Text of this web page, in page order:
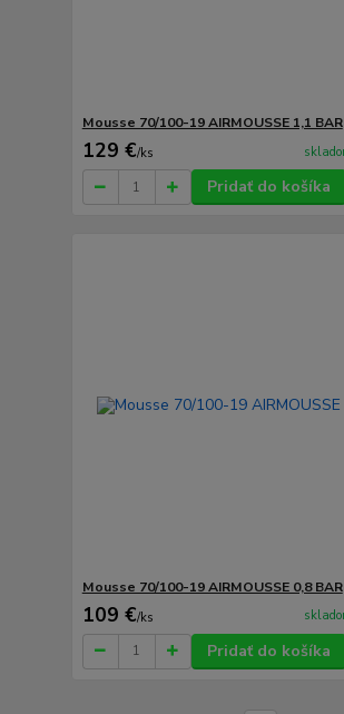
Mousse 70/100-19 AIRMOUSSE 1,1 BAR
129 €/ks
Pridať do košíka
Mousse 70/100-19 AIRMOUSSE 0,8 BAR
109 €/ks
Pridať do košíka